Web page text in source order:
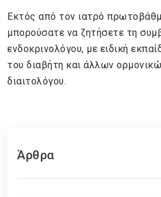
Εκτός από τον ιατρό
μπορούσατε να ζητήσετε τη
ενδοκρινολόγου, με ειδική
του διαβήτη και άλλων
διαιτολόγου.
Άρθρα